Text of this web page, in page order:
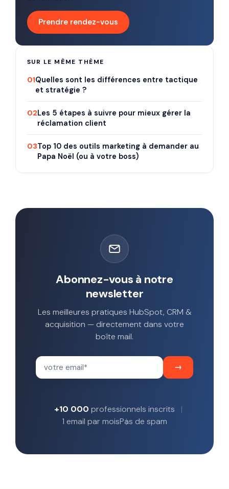
Prendre rendez-vous
SUR LE MÊME THÈME
01Quelles sont les différences entre tactique
et stratégie ?
02Les 5 étapes à suivre pour mieux gérer la
réclamation client
03Top 10 des outils marketing à demander au
Papa Noël (ou à votre boss)
Abonnez-vous à notre
newsletter
Les meilleures pratiques HubSpot, CRM &
acquisition — directement dans votre
boîte mail.
+10 000 professionnels inscrits
1 email par moisPas de spam